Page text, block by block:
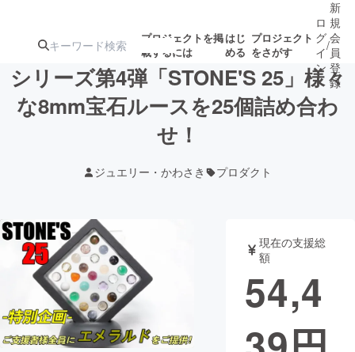
プロジェクトを掲
載するには
はじ
める
プロジェクト
をさがす
注目の新着プロ
テクノロジー・ガジェット
映像・映画 書籍・雑誌
ビジネス・起業 チャレンジ
ロ
グ
イ
ン
/
新
規
会
員
登
録
シリーズ第4弾「STONE'S 25」様々
な8mm宝石ルースを25個詰め合わ
せ！
ジュエリー・かわさき プロダクト
現在の支援総
額
54,4